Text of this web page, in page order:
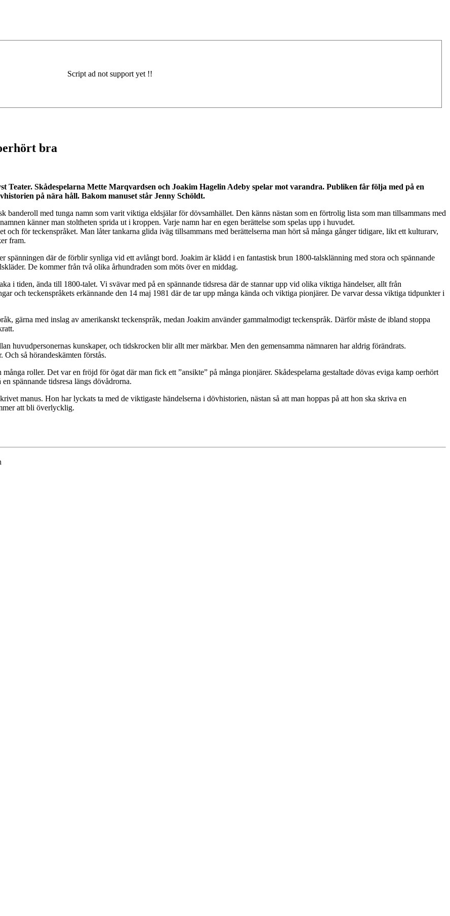
bra
Teater. Skådespelarna Mette Marqvardsen och Joakim Hagelin Adeby spelar mot varandra. Publiken får följa med på en
på nära håll. Bakom manuset står Jenny Schöldt.
banderoll med tunga namn som varit viktiga eldsjälar för dövsamhället. Den känns nästan som en förtrolig lista som man tillsammans med
känner man stoltheten sprida ut i kroppen. Varje namn har en egen berättelse som spelas upp i huvudet.
för teckenspråket. Man låter tankarna glida iväg tillsammans med berättelserna man hört så många gånger tidigare, likt ett kulturarv,
fram.
spänningen där de förblir synliga vid ett avlångt bord. Joakim är klädd i en fantastisk brun 1800-talsklänning med stora och spännande
De kommer från två olika århundraden som möts över en middag.
i tiden, ända till 1800-talet. Vi svävar med på en spännande tidsresa där de stannar upp vid olika viktiga händelser, allt från
och teckenspråkets erkännande den 14 maj 1981 där de tar upp många kända och viktiga pionjärer. De varvar dessa viktiga tidpunkter i
gärna med inslag av amerikanskt teckenspråk, medan Joakim använder gammalmodigt teckenspråk. Därför måste de ibland stoppa
huvudpersonernas kunskaper, och tidskrocken blir allt mer märkbar. Men den gemensamma nämnaren har aldrig förändrats.
så hörandeskämten förstås.
roller. Det var en fröjd för ögat där man fick ett ”ansikte” på många pionjärer. Skådespelarna gestaltade dövas eviga kamp oerhört
spännande tidsresa längs dövådrorna.
manus. Hon har lyckats ta med de viktigaste händelserna i dövhistorien, nästan så att man hoppas på att hon ska skriva en
att bli överlycklig.